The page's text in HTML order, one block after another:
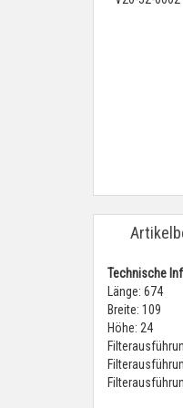
Technische
Länge: 674
Breite: 109
Höhe: 24